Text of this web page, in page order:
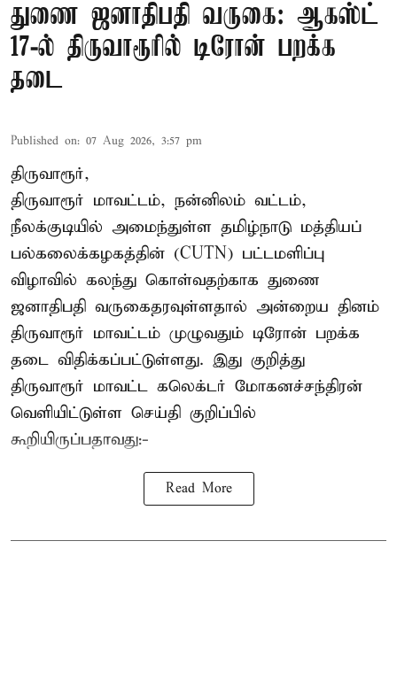
துணை ஜனாதிபதி வருகை: ஆகஸ்ட்
17-ல் திருவாரூரில் டிரோன் பறக்க
தடை
Published on: 07 Aug 2026, 3:57 pm
திருவாரூர்,
திருவாரூர் மாவட்டம், நன்னிலம் வட்டம்,
நீலக்குடியில் அமைந்துள்ள தமிழ்நாடு மத்தியப்
பல்கலைக்கழகத்தின் (CUTN) பட்டமளிப்பு
விழாவில் கலந்து கொள்வதற்காக துணை
ஜனாதிபதி வருகைதரவுள்ளதால் அன்றைய தினம்
திருவாரூர் மாவட்டம் முழுவதும் டிரோன் பறக்க
தடை விதிக்கப்பட்டுள்ளது. இது குறித்து
திருவாரூர் மாவட்ட கலெக்டர் மோகனச்சந்திரன்
வெளியிட்டுள்ள செய்தி குறிப்பில்
கூறியிருப்பதாவது:-
Read More